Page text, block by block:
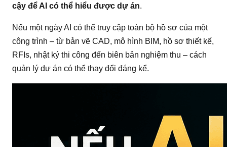
cậy để AI có thể hiểu được dự án.
Nếu một ngày AI có thể truy cập toàn bộ hồ sơ của một
công trình – từ bản vẽ CAD, mô hình BIM, hồ sơ thiết kế,
RFIs, nhật ký thi công đến biên bản nghiệm thu – cách
quản lý dự án có thể thay đổi đáng kể.